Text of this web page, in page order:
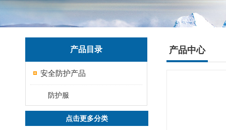
产品目录
安全防护产品
防护服
点击更多分类
产品中心